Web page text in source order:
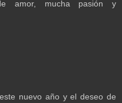
amor, mucha pasión y
nuevo año y el deseo de